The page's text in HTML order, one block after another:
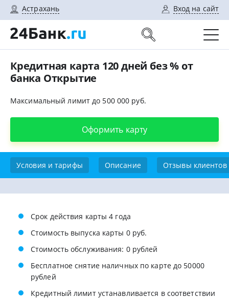
Астрахань Вход на сайт
Кредитная карта 120 дней без % от
банка Открытие
Максимальный лимит до 500 000 руб.
Оформить карту
Условия и тарифы Описание Отзывы клиентов
Срок действия карты 4 года
Стоимость выпуска карты 0 руб.
Стоимость обслуживания: 0 рублей
Бесплатное снятие наличных по карте до 50000
рублей
Кредитный лимит устанавливается в соответствии